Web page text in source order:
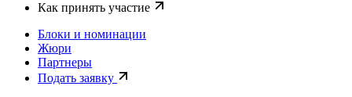
Как принять участие
Блоки и номинации
Жюри
Партнеры
Подать заявку